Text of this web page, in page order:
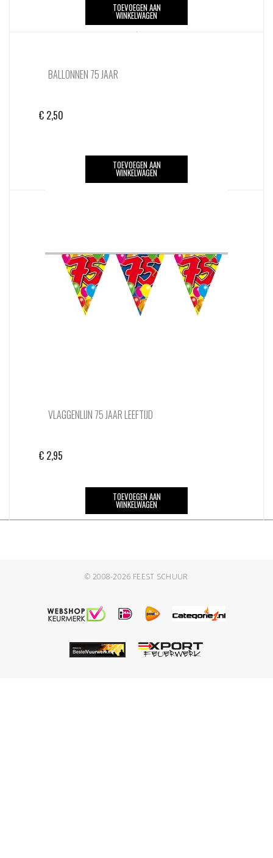
TOEVOEGEN AAN
WINKELWAGEN
BALLONNEN 75 JAAR
€ 2,50
TOEVOEGEN AAN
WINKELWAGEN
VLAGGENLIJN 75 JAAR LEEFTIJD
€ 2,95
TOEVOEGEN AAN
WINKELWAGEN
© 2008-2026 FEEST SCHUUR